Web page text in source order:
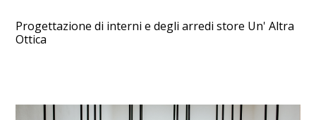
Progettazione di interni e degli arredi store Un' Altra
Ottica